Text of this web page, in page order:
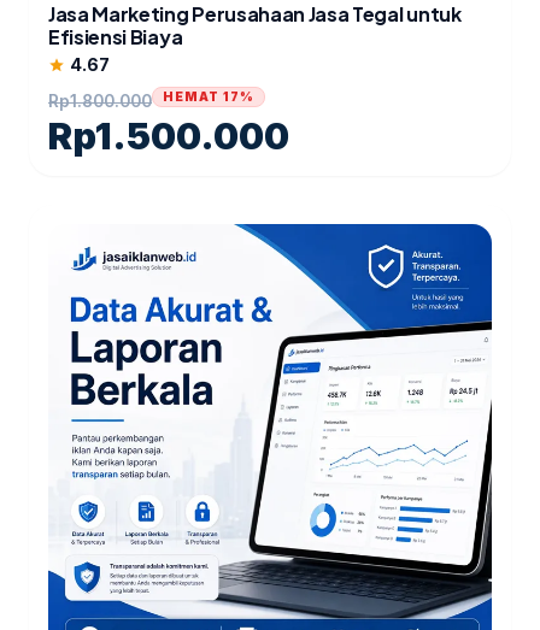
Jasa Marketing Perusahaan Jasa Tegal untuk
Efisiensi Biaya
star 4.67
Rp1.800.000
Rp1.500.000
HEMAT 17%